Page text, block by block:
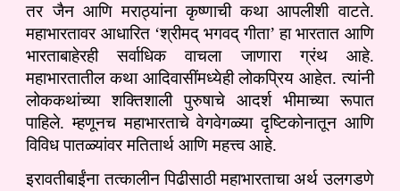
तर जैन आणि मराठ्यांना कृष्णाची कथा आपलीशी वाटते.
महाभारतावर आधारित ‘श्रीमद् भगवद् गीता’ हा भारतात आणि
भारताबाहेरही सर्वाधिक वाचला जाणारा ग्रंथ आहे.
महाभारतातील कथा आदिवासींमध्येही लोकप्रिय आहेत. त्यांनी
लोककथांच्या शक्तिशाली पुरुषाचे आदर्श भीमाच्या रूपात
पाहिले. म्हणूनच महाभारताचे वेगवेगळ्या दृष्टिकोनातून आणि
विविध पातळ्यांवर मतितार्थ आणि महत्त्व आहे.
इरावतीबाईंना तत्कालीन पिढीसाठी महाभारताचा अर्थ उलगडणे